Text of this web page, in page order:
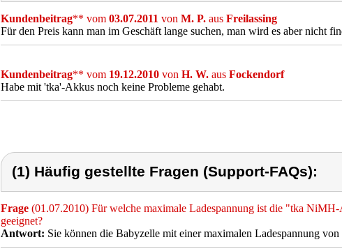
Kundenbeitrag** vom 03.07.2011 von M. P. aus Freilassing
Für den Preis kann man im Geschäft lange suchen, man wird es aber nicht
Kundenbeitrag** vom 19.12.2010 von H. W. aus Fockendorf
Habe mit 'tka'-Akkus noch keine Probleme gehabt.
(1) Häufig gestellte Fragen (Support-FAQs):
Frage (01.07.2010) Für welche maximale Ladespannung ist die "tka
geeignet?
Antwort: Sie können die Babyzelle mit einer maximalen Ladespannung